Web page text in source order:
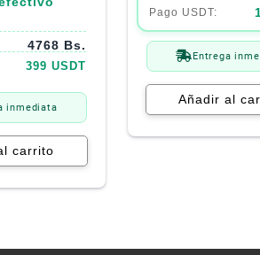
4768 Bs.
399 USDT
inmediata
carrito
Entrega
Añadir al